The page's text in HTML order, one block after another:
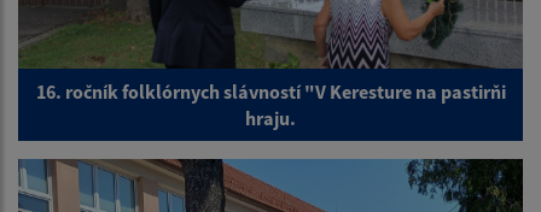
16. ročník folklórnych slávností "V Keresture na pastirňi
hraju.